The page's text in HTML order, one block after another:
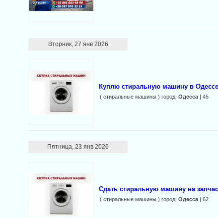
Вторник, 27 янв 2026
Куплю стиральную машину в
( стиральные машины ) город:Одесса | 45
Пятница, 23 янв 2026
Сдать стиральную машину на
( стиральные машины ) город:Одесса | 62